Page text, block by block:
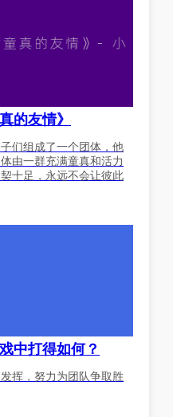
的友情》
们组成了一个团体，他
由一群充满童真和活力
十足，永远不会让彼此
中打得如何？
挥，努力为团队争取胜